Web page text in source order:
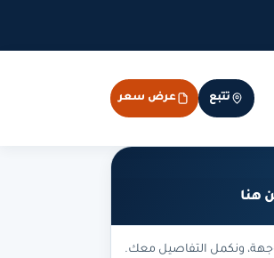
تتبع عرض سعر
هنا
ونكمل التفاصيل معك.